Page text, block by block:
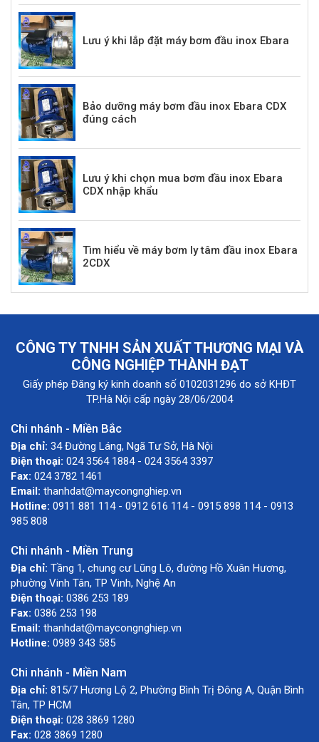
Lưu ý khi lắp đặt máy bơm đầu inox Ebara
Bảo dưỡng máy bơm đầu inox Ebara CDX
đúng cách
Lưu ý khi chọn mua bơm đầu inox Ebara
CDX nhập khẩu
Tìm hiểu về máy bơm ly tâm đầu inox Ebara
2CDX
CÔNG TY TNHH SẢN XUẤT THƯƠNG MẠI VÀ
CÔNG NGHIỆP THÀNH ĐẠT
Giấy phép Đăng ký kinh doanh số 0102031296 do sở KHĐT
TP.Hà Nội cấp ngày 28/06/2004
Chi nhánh - Miền Bắc
Địa chỉ: 34 Đường Láng, Ngã Tư Sở, Hà Nội
Điện thoại: 024 3564 1884 - 024 3564 3397
Fax: 024 3782 1461
Email: thanhdat@maycongnghiep.vn
Hotline: 0911 881 114 - 0912 616 114 - 0915 898 114 - 0913
985 808
Chi nhánh - Miền Trung
Địa chỉ: Tầng 1, chung cư Lũng Lô, đường Hồ Xuân Hương,
phường Vinh Tân, TP Vinh, Nghệ An
Điện thoại: 0386 253 189
Fax: 0386 253 198
Email: thanhdat@maycongnghiep.vn
Hotline: 0989 343 585
Chi nhánh - Miền Nam
Địa chỉ: 815/7 Hương Lộ 2, Phường Bình Trị Đông A, Quận Bình
Tân, TP HCM
Điện thoại: 028 3869 1280
Fax: 028 3869 1280